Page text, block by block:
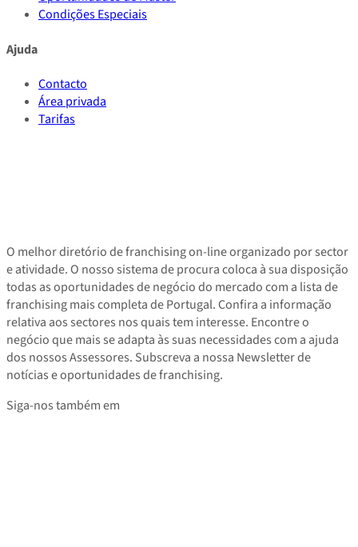
Condições Especiais
Ajuda
Contacto
Área privada
Tarifas
O melhor diretório de franchising on-line organizado por sector
e atividade. O nosso sistema de procura coloca à sua disposição
todas as oportunidades de negócio do mercado com a lista de
franchising mais completa de Portugal. Confira a informação
relativa aos sectores nos quais tem interesse. Encontre o
negócio que mais se adapta às suas necessidades com a ajuda
dos nossos Assessores. Subscreva a nossa Newsletter de
notícias e oportunidades de franchising.
Siga-nos também em